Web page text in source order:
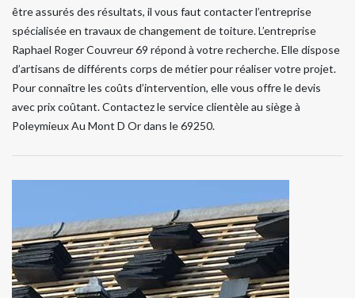
être assurés des résultats, il vous faut contacter l’entreprise
spécialisée en travaux de changement de toiture. L’entreprise
Raphael Roger Couvreur 69 répond à votre recherche. Elle dispose
d’artisans de différents corps de métier pour réaliser votre projet.
Pour connaître les coûts d’intervention, elle vous offre le devis
avec prix coûtant. Contactez le service clientèle au siège à
Poleymieux Au Mont D Or dans le 69250.